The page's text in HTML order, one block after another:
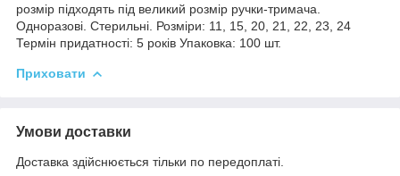
розмір підходять під великий розмір ручки-тримача.
Одноразові. Стерильні. Розміри: 11, 15, 20, 21, 22, 23, 24
Термін придатності: 5 років Упаковка: 100 шт.
Приховати
Умови доставки
Доставка здійснюється тільки по передоплаті.